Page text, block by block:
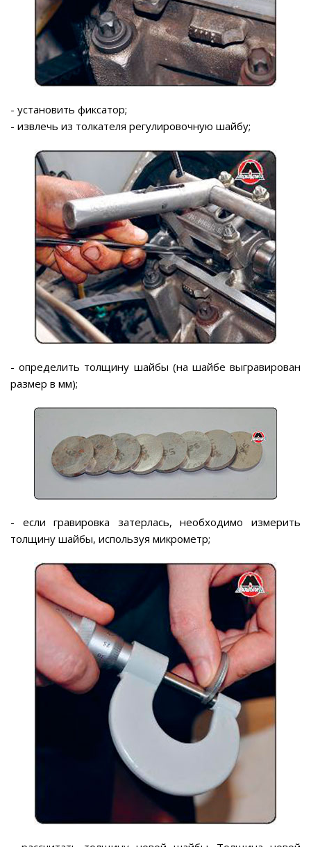
- установить фиксатор;
- извлечь из толкателя регулировочную шайбу;
- определить толщину шайбы (на шайбе выгравирован
размер в мм);
- если гравировка затерлась, необходимо измерить
толщину шайбы, используя микрометр;